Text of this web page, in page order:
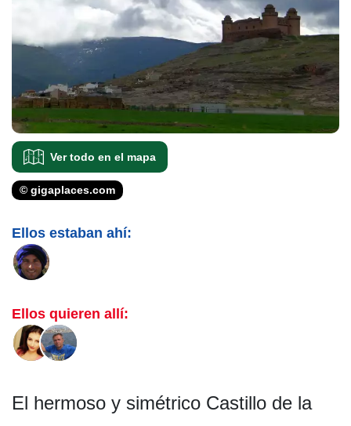
Ver todo en el mapa
© gigaplaces.com
Ellos estaban ahí:
Ellos quieren allí:
El hermoso y simétrico Castillo de la